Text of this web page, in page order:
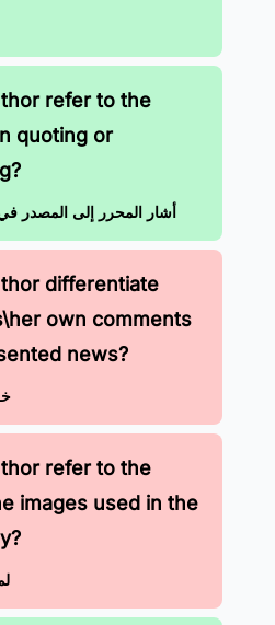
refer to the
quoting or
أشار المحرر إلى المصدر في
differentiate
own comments
news?
refer to the
images used in the